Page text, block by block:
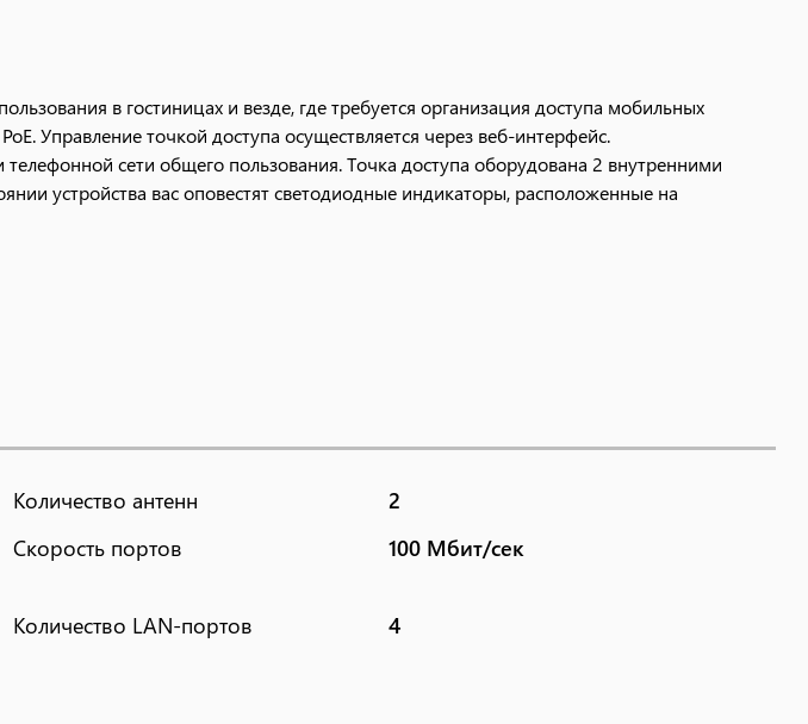
в гостиницах и везде, где требуется организация доступа мобильных
Управление точкой доступа осуществляется через веб-интерфейс.
сети общего пользования. Точка доступа оборудована 2 внутренними
устройства вас оповестят светодиодные индикаторы, расположенные на
Количество антенн
2
Скорость портов 100 Мбит/сек
Количество LAN-портов 4